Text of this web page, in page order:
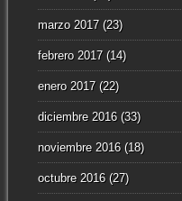
marzo 2017(23)
febrero 2017(14)
enero 2017(22)
diciembre 2016(33)
noviembre 2016(18)
octubre 2016(27)